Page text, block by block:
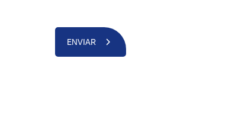
ENVIAR